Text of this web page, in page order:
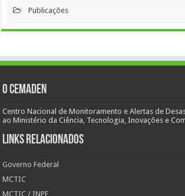
Publicações
O Cemaden
Centro Nacional de Monitoramento e Alertas de
ao Ministério da Ciência, Tecnologia, Inovações e
Links Relacionados
Governo Federal
MCTIC
MCTIC / INPE